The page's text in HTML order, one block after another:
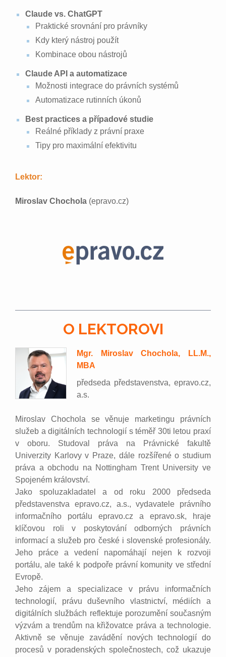
Claude vs. ChatGPT
Praktické srovnání pro právníky
Kdy který nástroj použít
Kombinace obou nástrojů
Claude API a automatizace
Možnosti integrace do právních systémů
Automatizace rutinních úkonů
Best practices a případové studie
Reálné příklady z právní praxe
Tipy pro maximální efektivitu
Lektor:
Miroslav Chochola (epravo.cz)
O LEKTOROVI
Mgr. Miroslav Chochola, LL.M.,
MBA
předseda představenstva, epravo.cz,
a.s.
Miroslav Chochola se věnuje marketingu právních
služeb a digitálních technologií s téměř 30ti letou praxí
v oboru. Studoval práva na Právnické fakultě
Univerzity Karlovy v Praze, dále rozšířené o studium
práva a obchodu na Nottingham Trent University ve
Spojeném království.
Jako spoluzakladatel a od roku 2000 předseda
představenstva epravo.cz, a.s., vydavatele právního
informačního portálu epravo.cz a epravo.sk, hraje
klíčovou roli v poskytování odborných právních
informací a služeb pro české i slovenské profesionály.
Jeho práce a vedení napomáhají nejen k rozvoji
portálu, ale také k podpoře právní komunity ve střední
Evropě.
Jeho zájem a specializace v právu informačních
technologií, právu duševního vlastnictví, médiích a
digitálních službách reflektuje porozumění současným
výzvám a trendům na křižovatce práva a technologie.
Aktivně se věnuje zavádění nových technologií do
procesů v poradenských společnostech, což ukazuje